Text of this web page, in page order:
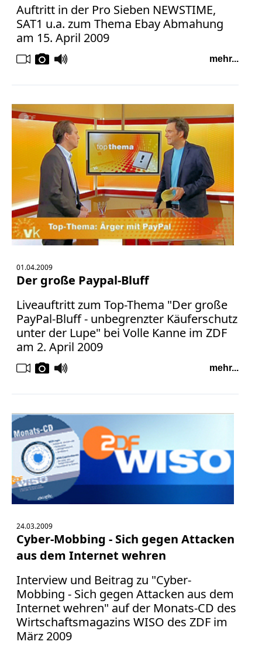
Auftritt in der Pro Sieben NEWSTIME,
SAT1 u.a. zum Thema Ebay Abmahung
am 15. April 2009
mehr...
01.04.2009
Der große Paypal-Bluff
Liveauftritt zum Top-Thema "Der große
PayPal-Bluff - unbegrenzter Käuferschutz
unter der Lupe" bei Volle Kanne im ZDF
am 2. April 2009
mehr...
24.03.2009
Cyber-Mobbing - Sich gegen Attacken
aus dem Internet wehren
Interview und Beitrag zu "Cyber-
Mobbing - Sich gegen Attacken aus dem
Internet wehren" auf der Monats-CD des
Wirtschaftsmagazins WISO des ZDF im
März 2009